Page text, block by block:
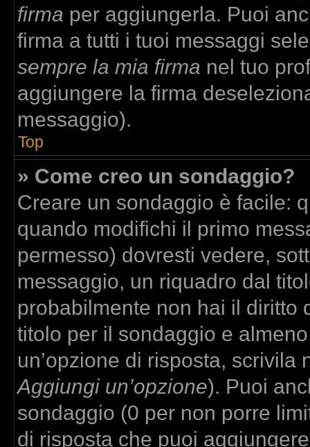
firma per aggiungerla. Puoi
firma a tutti i tuoi messaggi
sempre la mia firma nel tuo
aggiungere la firma
messaggio).
Top
» Come creo un sondaggio?
Creare un sondaggio è facile:
quando modifichi il primo
permesso) dovresti vedere,
messaggio, un riquadro dal
probabilmente non hai il diritto
titolo per il sondaggio e
un’opzione di risposta, scrivila
Aggiungi un’opzione). Puoi
sondaggio (0 per non porre
di risposta che puoi